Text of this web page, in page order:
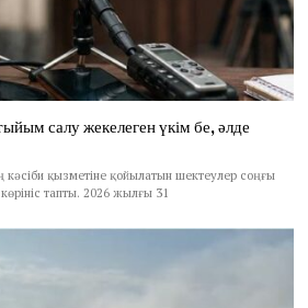
салу жекелеген үкім бе, әлде
қызметіне қойылатын шектеулер соңғы
тапты. 2026 жылғы 31